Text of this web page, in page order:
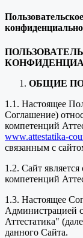
ОБЩИЕ
1.1. Настоящее
Соглашение)
компетенций
www.attestatika-
связанным с
1.2. Сайт
компетенций
1.3. Настоящее
Администрацией
Аттестатика"
данного Сайта.